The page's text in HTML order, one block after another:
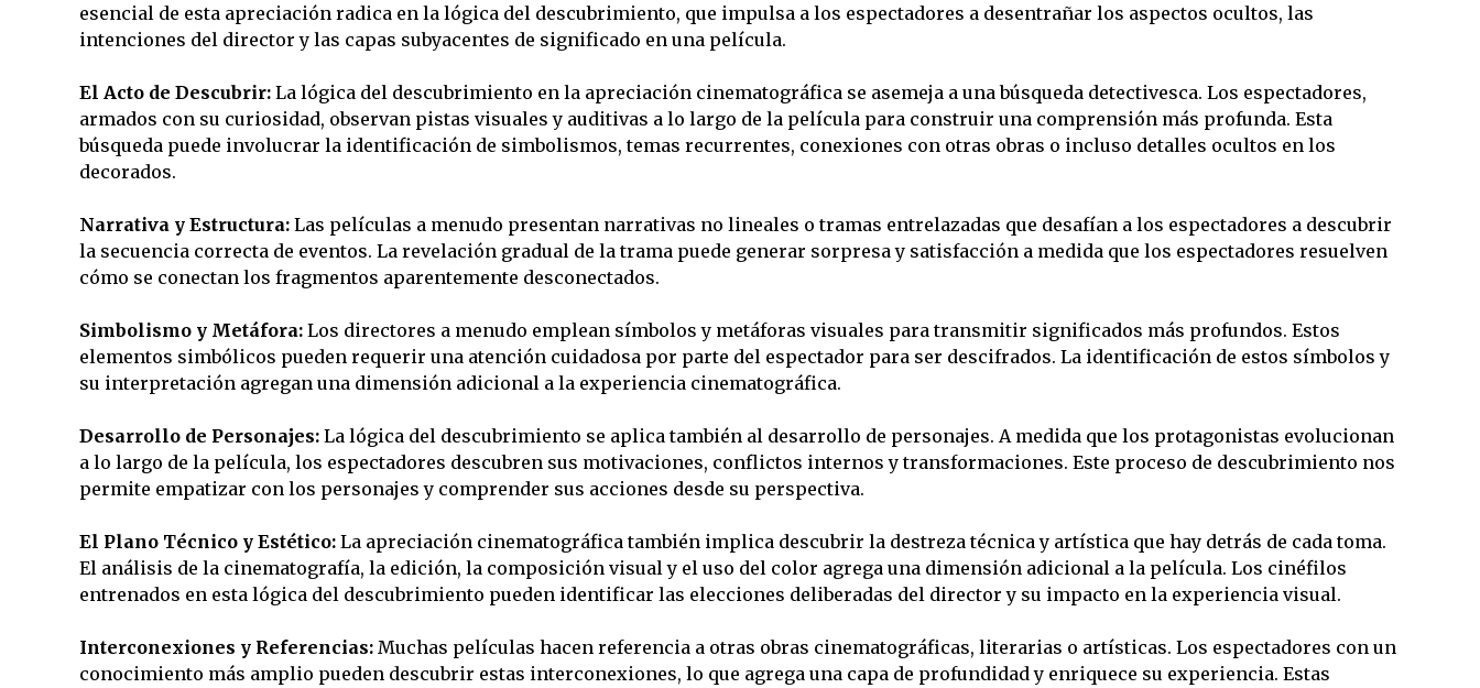
esencial de esta apreciación radica en la lógica del descubrimiento, que impulsa a los espectadores a desentrañar los aspectos ocultos, las
intenciones del director y las capas subyacentes de significado en una película.
El Acto de Descubrir:La lógica del descubrimiento en la apreciación cinematográfica se asemeja a una búsqueda detectivesca. Los espectadores,
armados con su curiosidad, observan pistas visuales y auditivas a lo largo de la película para construir una comprensión más profunda. Esta
búsqueda puede involucrar la identificación de simbolismos, temas recurrentes, conexiones con otras obras o incluso detalles ocultos en los
decorados.
Narrativa y Estructura:Las películas a menudo presentan narrativas no lineales o tramas entrelazadas que desafían a los espectadores a descubrir
la secuencia correcta de eventos. La revelación gradual de la trama puede generar sorpresa y satisfacción a medida que los espectadores resuelven
cómo se conectan los fragmentos aparentemente desconectados.
Simbolismo y Metáfora:Los directores a menudo emplean símbolos y metáforas visuales para transmitir significados más profundos. Estos
elementos simbólicos pueden requerir una atención cuidadosa por parte del espectador para ser descifrados. La identificación de estos símbolos y
su interpretación agregan una dimensión adicional a la experiencia cinematográfica.
Desarrollo de Personajes:La lógica del descubrimiento se aplica también al desarrollo de personajes. A medida que los protagonistas evolucionan
a lo largo de la película, los espectadores descubren sus motivaciones, conflictos internos y transformaciones. Este proceso de descubrimiento nos
permite empatizar con los personajes y comprender sus acciones desde su perspectiva.
El Plano Técnico y Estético:La apreciación cinematográfica también implica descubrir la destreza técnica y artística que hay detrás de cada toma.
El análisis de la cinematografía, la edición, la composición visual y el uso del color agrega una dimensión adicional a la película. Los cinéfilos
entrenados en esta lógica del descubrimiento pueden identificar las elecciones deliberadas del director y su impacto en la experiencia visual.
Interconexiones y Referencias:Muchas películas hacen referencia a otras obras cinematográficas, literarias o artísticas. Los espectadores con un
conocimiento más amplio pueden descubrir estas interconexiones, lo que agrega una capa de profundidad y enriquece su experiencia. Estas